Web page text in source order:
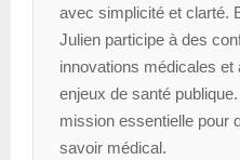
avec simplicité et clarté.
Julien participe à des
innovations médicales
enjeux de santé
mission essentielle pour
savoir médical.